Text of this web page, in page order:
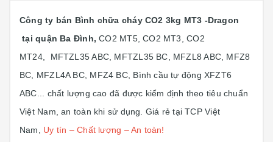
Công ty bán Bình chữa cháy CO2 3kg MT3 -Dragon
tại quận Ba Đình,CO2 MT5, CO2 MT3, CO2
MT24, MFTZL35 ABC, MFTZL35 BC, MFZL8 ABC, MFZ8
BC, MFZL4A BC, MFZ4 BC, Bình cầu tự động XFZT6
ABC... chất lượng cao đã được kiểm định theo tiêu chuẩn
Việt Nam, an toàn khi sử dụng. Giá rẻ tại TCP Việt
Nam, Uy tín – Chất lượng – An toàn!